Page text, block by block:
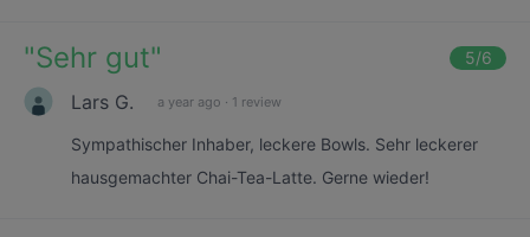
"Sehr gut" 5/6
Lars G. a year ago · 1 review
Sympathischer Inhaber, leckere Bowls. Sehr leckerer
hausgemachter Chai-Tea-Latte. Gerne wieder!